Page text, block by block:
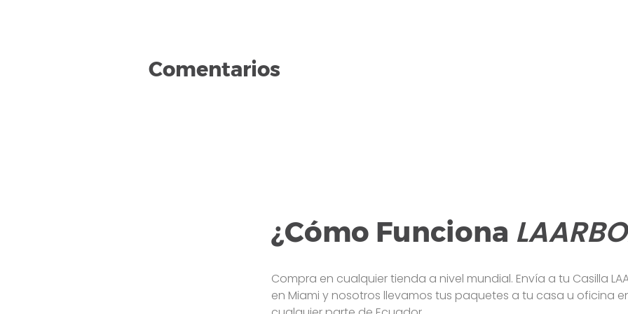
Comentarios
¿Cómo Funciona
Compra en cualquier tienda a nivel mundial. Envía a tu Casilla
en Miami y nosotros llevamos tus paquetes a tu casa u oficina